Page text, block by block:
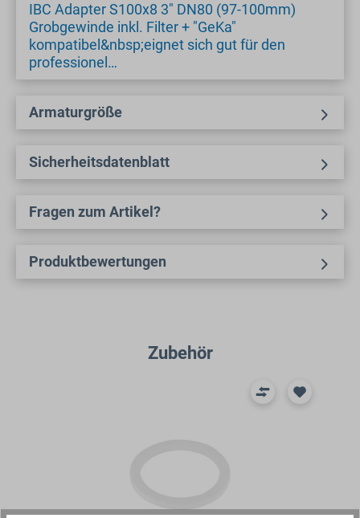
IBC Adapter S100x8 3" DN80 (97-100mm)
Grobgewinde inkl. Filter + "GeKa"
kompatibel&nbsp;eignet sich gut für den
professionel…
Armaturgröße
Sicherheitsdatenblatt
Fragen zum Artikel?
Produktbewertungen
Produktgalerie überspringen
Zubehör